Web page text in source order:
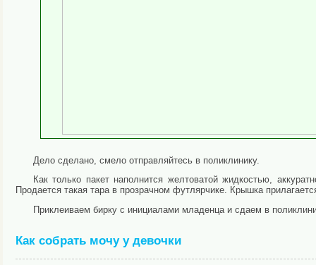
Дело сделано, смело отправляйтесь в поликлинику.
Как только пакет наполнится желтоватой жидкостью,
Продается такая тара в прозрачном футлярчике. Крышка
Приклеиваем бирку с инициалами младенца и сдаем в
Как собрать мочу у девочки